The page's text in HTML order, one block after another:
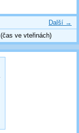
Další →
(čas ve vteřinách)